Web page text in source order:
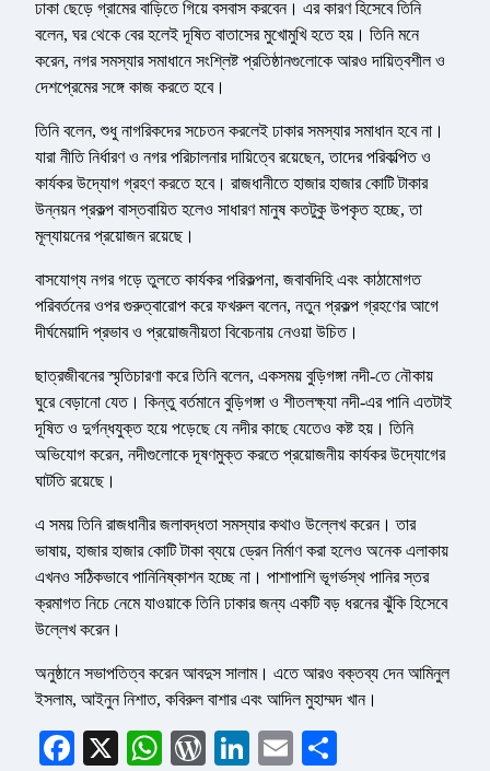
ঢাকা ছেড়ে গ্রামের বাড়িতে গিয়ে বসবাস করবেন। এর কারণ হিসেবে তিনি
বলেন, ঘর থেকে বের হলেই দূষিত বাতাসের মুখোমুখি হতে হয়। তিনি মনে
করেন, নগর সমস্যার সমাধানে সংশ্লিষ্ট প্রতিষ্ঠানগুলোকে আরও দায়িত্বশীল ও
দেশপ্রেমের সঙ্গে কাজ করতে হবে।
তিনি বলেন, শুধু নাগরিকদের সচেতন করলেই ঢাকার সমস্যার সমাধান হবে না।
যারা নীতি নির্ধারণ ও নগর পরিচালনার দায়িত্বে রয়েছেন, তাদের পরিকল্পিত ও
কার্যকর উদ্যোগ গ্রহণ করতে হবে। রাজধানীতে হাজার হাজার কোটি টাকার
উন্নয়ন প্রকল্প বাস্তবায়িত হলেও সাধারণ মানুষ কতটুকু উপকৃত হচ্ছে, তা
মূল্যায়নের প্রয়োজন রয়েছে।
বাসযোগ্য নগর গড়ে তুলতে কার্যকর পরিকল্পনা, জবাবদিহি এবং কাঠামোগত
পরিবর্তনের ওপর গুরুত্বারোপ করে ফখরুল বলেন, নতুন প্রকল্প গ্রহণের আগে
দীর্ঘমেয়াদি প্রভাব ও প্রয়োজনীয়তা বিবেচনায় নেওয়া উচিত।
ছাত্রজীবনের স্মৃতিচারণা করে তিনি বলেন, একসময় বুড়িগঙ্গা নদী-তে নৌকায়
ঘুরে বেড়ানো যেত। কিন্তু বর্তমানে বুড়িগঙ্গা ও শীতলক্ষ্যা নদী-এর পানি এতটাই
দূষিত ও দুর্গন্ধযুক্ত হয়ে পড়েছে যে নদীর কাছে যেতেও কষ্ট হয়। তিনি
অভিযোগ করেন, নদীগুলোকে দূষণমুক্ত করতে প্রয়োজনীয় কার্যকর উদ্যোগের
ঘাটতি রয়েছে।
এ সময় তিনি রাজধানীর জলাবদ্ধতা সমস্যার কথাও উল্লেখ করেন। তার
ভাষায়, হাজার হাজার কোটি টাকা ব্যয়ে ড্রেন নির্মাণ করা হলেও অনেক এলাকায়
এখনও সঠিকভাবে পানিনিষ্কাশন হচ্ছে না। পাশাপাশি ভূগর্ভস্থ পানির স্তর
ক্রমাগত নিচে নেমে যাওয়াকে তিনি ঢাকার জন্য একটি বড় ধরনের ঝুঁকি হিসেবে
উল্লেখ করেন।
অনুষ্ঠানে সভাপতিত্ব করেন আবদুস সালাম। এতে আরও বক্তব্য দেন আমিনুল
ইসলাম, আইনুন নিশাত, কবিরুল বাশার এবং আদিল মুহাম্মদ খান।
Facebook
X WhatsApp
WordPress
LinkedIn
Email